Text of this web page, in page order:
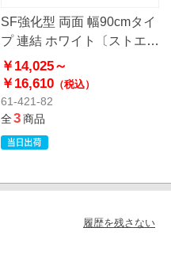
SF強化型 両面 幅90cmタイ
プ 連結 ホワイト〔ストエキ
オリジナル〕
￥14,025～
￥16,610（税込）
61-421-82
全3商品
履歴を残さない